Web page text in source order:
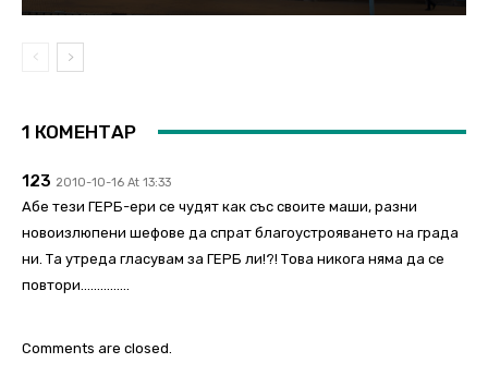
1 КОМЕНТАР
123 2010-10-16 At 13:33
Абе тези ГЕРБ-ери се чудят как със своите маши, разни
новоизлюпени шефове да спрат благоустрояването на града
ни. Та утреда гласувам за ГЕРБ ли!?! Това никога няма да се
повтори……………
Comments are closed.